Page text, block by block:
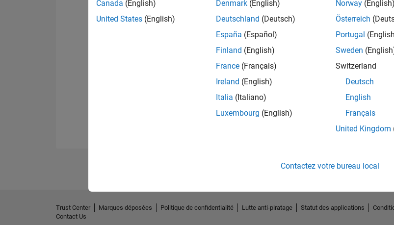
No Endorsements received
Canada (English)
United States (English)
Denmark (English)
Deutschland (Deutsch)
España (Español)
Finland (English)
France (Français)
Ireland (English)
Italia (Italiano)
Luxembourg (English)
Norway (English)
Österreich
Portugal
Sweden
Switzerland
Deutsch
English
Français
United Kingdom
Contactez votre bureau local
Trust Center Marques déposées Politique de confidentialité Lutte anti-piratage Statut des applications
Contact Us